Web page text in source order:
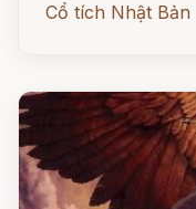
Cổ tích Nhật Bản